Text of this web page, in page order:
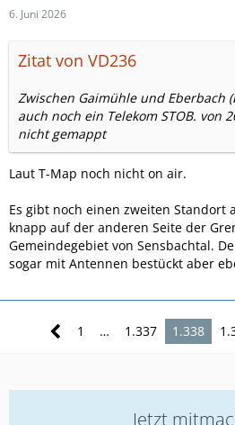
6. Juni 2026
Zitat von VD236
Zwischen Gaimühle und Eberbach
auch noch ein Telekom STOB. von
nicht gemappt
Laut T-Map noch nicht on air.
Es gibt noch einen zweiten Standort
knapp auf der anderen Seite der
Gemeindegebiet von Sensbachtal.
sogar mit Antennen bestückt aber
1 … 1.337 1.338
Jetzt